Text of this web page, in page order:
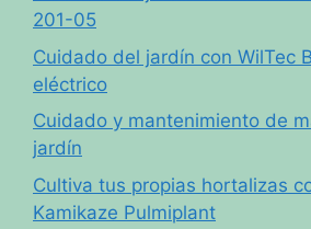
201-05
Cuidado del jardín con WilTec
eléctrico
Cuidado y mantenimiento de
jardín
Cultiva tus propias hortalizas
Kamikaze Pulmiplant